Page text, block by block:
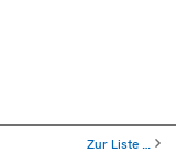
Zur Liste …